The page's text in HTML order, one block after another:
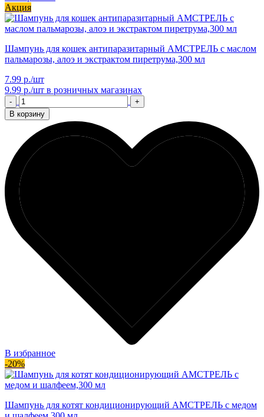
Акция
Шампунь для кошек антипаразитарный АМСТРЕЛЬ с маслом
пальмарозы, алоэ и экстрактом пиретрума,300 мл
7.99 р./шт
9.99 р./шт в розничных магазинах
-
+
В корзину
В избранное
-20%
Шампунь для котят кондиционирующий АМСТРЕЛЬ с медом